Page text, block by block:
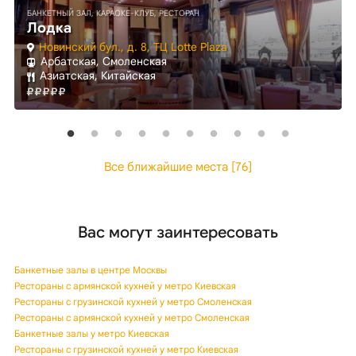
БАНКЕТНЫЙ ЗАЛ, КАРАОКЕ-КЛУБ, РЕСТОРАН
Лодка
Новинский бул., д. 8, ТЦ Lotte Plaza
Арбатская, Смоленская
Азиатская, Китайская
Все ближайшие места [76]
Вас могут заинтересовать
Банкетные залы в центре Москвы
Рестораны с армянской кухней у метро Киевская
Рестораны с грузинской кухней у метро Смоленская
Рестораны с армянской кухней у метро Смоленская
Банкетные залы у метро Киевская
Рестораны с грузинской кухней у метро Киевская